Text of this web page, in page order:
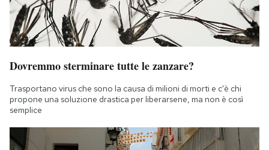
Dovremmo sterminare tutte le zanzare?
Trasportano virus che sono la causa di milioni di morti e c'è chi
propone una soluzione drastica per liberarsene, ma non è così
semplice